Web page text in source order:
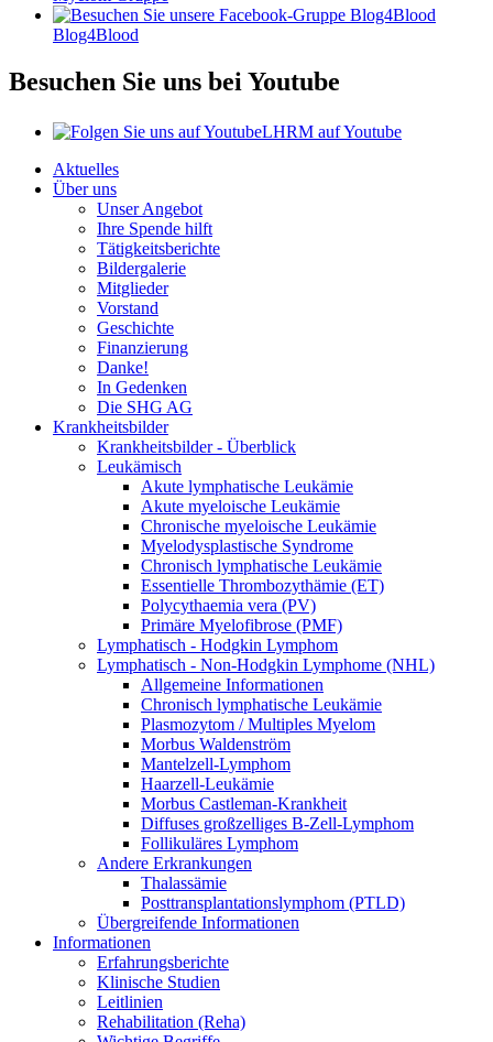
Blog4Blood
Besuchen Sie uns bei Youtube
LHRM auf Youtube
Aktuelles
Über uns
Unser Angebot
Ihre Spende hilft
Tätigkeitsberichte
Bildergalerie
Mitglieder
Vorstand
Geschichte
Finanzierung
Danke!
In Gedenken
Die SHG AG
Krankheitsbilder
Krankheitsbilder - Überblick
Leukämisch
Akute lymphatische Leukämie
Akute myeloische Leukämie
Chronische myeloische Leukämie
Myelodysplastische Syndrome
Chronisch lymphatische Leukämie
Essentielle Thrombozythämie (ET)
Polycythaemia vera (PV)
Primäre Myelofibrose (PMF)
Lymphatisch - Hodgkin Lymphom
Lymphatisch - Non-Hodgkin Lymphome (NHL)
Allgemeine Informationen
Chronisch lymphatische Leukämie
Plasmozytom / Multiples Myelom
Morbus Waldenström
Mantelzell-Lymphom
Haarzell-Leukämie
Morbus Castleman-Krankheit
Diffuses großzelliges B-Zell-Lymphom
Follikuläres Lymphom
Andere Erkrankungen
Thalassämie
Posttransplantationslymphom (PTLD)
Übergreifende Informationen
Informationen
Erfahrungsberichte
Klinische Studien
Leitlinien
Rehabilitation (Reha)